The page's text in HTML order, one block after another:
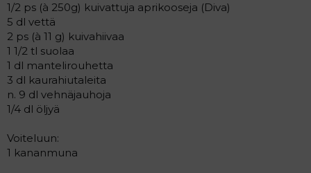
1/2 ps (à 250g) kuivattuja aprikooseja (Diva)
5 dl vettä
2 ps (à 11 g) kuivahiivaa
1 1/2 tl suolaa
1 dl mantelirouhetta
3 dl kaurahiutaleita
n. 9 dl vehnäjauhoja
1/4 dl öljyä
Voiteluun:
1 kananmuna